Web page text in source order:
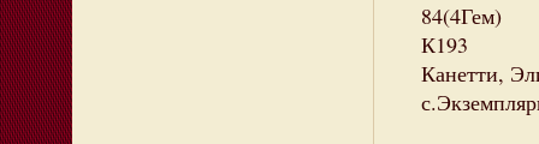
84(4Гем)
К193
Канетти,